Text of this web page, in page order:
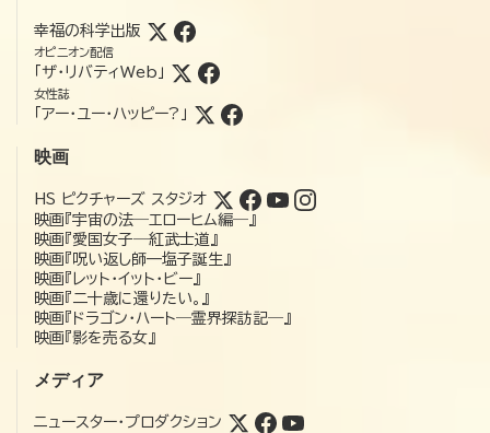
幸福の科学出版
オピニオン配信
「ザ・リバティWeb」
女性誌
「アー・ユー・ハッピー?」
映画
HS ピクチャーズ スタジオ
映画『宇宙の法―エローヒム編―』
映画『愛国女子―紅武士道』
映画『呪い返し師—塩子誕生』
映画『レット・イット・ビー』
映画『二十歳に還りたい。』
映画『ドラゴン・ハート―霊界探訪記―』
映画『影を売る女』
メディア
ニュースター・プロダクション